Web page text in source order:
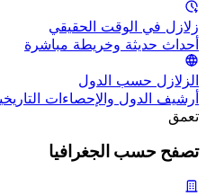
زلازل في الوقت الحقيقي
أحداث حديثة وخريطة مباشرة
الزلازل حسب الدول
أرشيف الدول والإحصاءات
تعمق
تصفح حسب الجغرافيا